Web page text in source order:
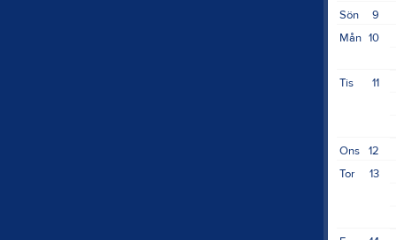
9
Sön
10
Mån
11
Tis
12
Ons
13
Tor